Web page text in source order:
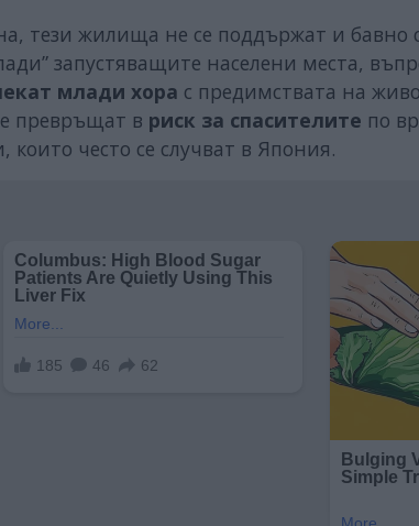
тези жилища не се поддържат и бавно
запустяващите населени места,
млади хора с предимствата на
превръщат в риск за спасителите по
често се случват в Япония.